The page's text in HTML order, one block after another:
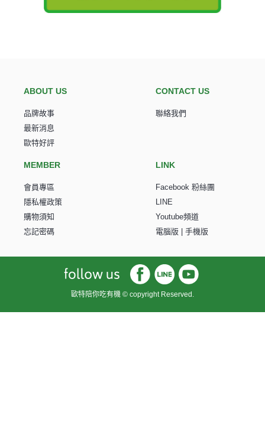
ABOUT US
品牌故事
最新消息
歐特好評
CONTACT US
聯絡我們
MEMBER
會員專區
隱私權政策
購物須知
忘記密碼
LINK
Facebook 粉絲團
LINE
Youtube頻道
電腦版
手機版
歐特陪你吃有機 © copyright Reserved.